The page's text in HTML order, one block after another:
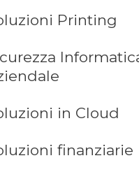
Printing
in Cloud
finanziarie